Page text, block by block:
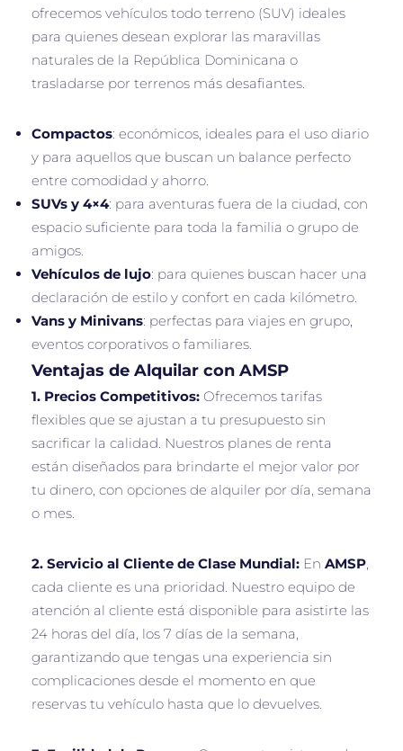
ofrecemos vehículos todo terreno (SUV) ideales
para quienes desean explorar las maravillas
naturales de la República Dominicana o
trasladarse por terrenos más desafiantes.
Compactos: económicos, ideales para el uso diario
y para aquellos que buscan un balance perfecto
entre comodidad y ahorro.
SUVs y 4×4: para aventuras fuera de la ciudad, con
espacio suficiente para toda la familia o grupo de
amigos.
Vehículos de lujo: para quienes buscan hacer una
declaración de estilo y confort en cada kilómetro.
Vans y Minivans: perfectas para viajes en grupo,
eventos corporativos o familiares.
Ventajas de Alquilar con AMSP
1. Precios Competitivos: Ofrecemos tarifas
flexibles que se ajustan a tu presupuesto sin
sacrificar la calidad. Nuestros planes de renta
están diseñados para brindarte el mejor valor por
tu dinero, con opciones de alquiler por día, semana
o mes.
2. Servicio al Cliente de Clase Mundial: En AMSP,
cada cliente es una prioridad. Nuestro equipo de
atención al cliente está disponible para asistirte las
24 horas del día, los 7 días de la semana,
garantizando que tengas una experiencia sin
complicaciones desde el momento en que
reservas tu vehículo hasta que lo devuelves.